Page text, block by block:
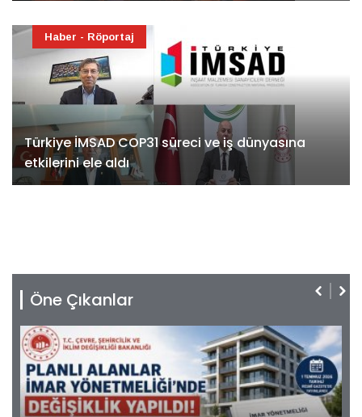
Türkiye İMSAD COP31 süreci ve iş dünyasına
etkilerini ele aldı
Haber - Röportaj
Öne Çıkanlar